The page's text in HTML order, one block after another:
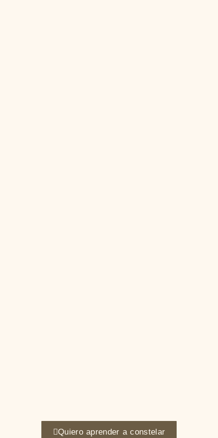
Quiero aprender a constelar